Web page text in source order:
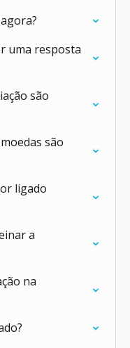
uma resposta
são
são
ligado
a
na